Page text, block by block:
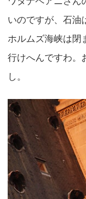
いのですが、石油
ホルムズ海峡は閉
行けへんですわ。
し。